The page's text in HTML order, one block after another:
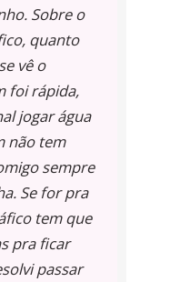
Sobre o
quanto
vê o
foi rápida,
jogar água
não tem
sempre
Se for pra
tem que
pra ficar
passar